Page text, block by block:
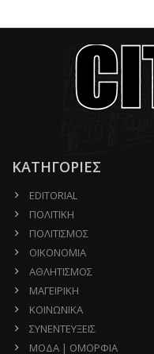
ΚΑΤΗΓΟΡΙΕΣ
EDITORIAL
ΠΟΛΙΤΙΚΗ
ΠΟΛΙΤΙΣΜΟΣ
ΟΙΚΟΝΟΜΙΑ
ΑΘΛΗΤΙΣΜΟΣ
ΜΑΓΕΙΡΙΚΗ
ΚΟΙΝΩΝΙΚΑ
ΣΥΝΕΝΤΕΥΞΕΙΣ
ΜΟΔΑ | ΟΜΟΡΦΙΑ